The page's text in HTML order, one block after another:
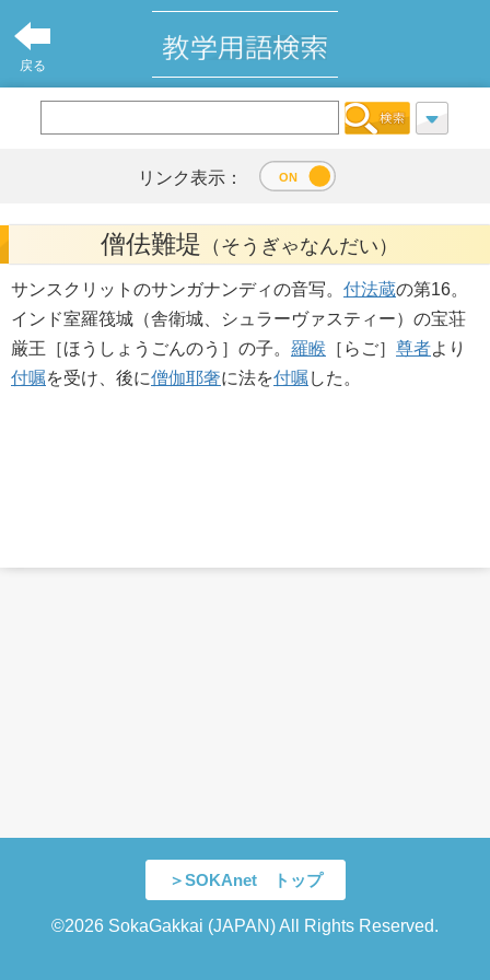
戻る
リンク表示：
僧佉難堤 （そうぎゃなんだい）
サンスクリットのサンガナンディの音写。 付法蔵の第16。
インド室羅筏城（舎衛城、シュラーヴァスティー）の宝荘
厳王［ほうしょうごんのう］の子。 羅睺 ［らご］ 尊者より
付嘱を受け、後に僧伽耶奢に法を付嘱 した。
＞SOKAnet トップ
©2026 SokaGakkai (JAPAN) All Rights Reserved.